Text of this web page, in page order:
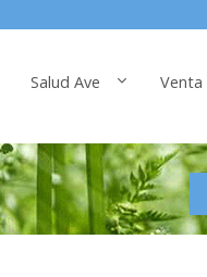
Salud Ave Venta